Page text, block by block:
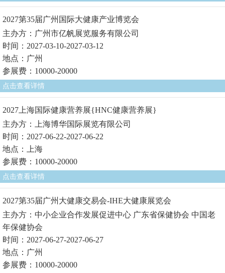
2027第35届广州国际大健康产业博览会
主办方：广州市亿帆展览服务有限公司
时间：2027-03-10-2027-03-12
地点：广州
参展费：10000-20000
点击查看详情
2027上海国际健康营养展{HNC健康营养展}
主办方：上海博华国际展览有限公司
时间：2027-06-22-2027-06-22
地点：上海
参展费：10000-20000
点击查看详情
2027第35届广州大健康交易会-IHE大健康展览会
主办方：中小企业合作发展促进中心 广东省保健协会 中国老
年保健协会
时间：2027-06-27-2027-06-27
地点：广州
参展费：10000-20000